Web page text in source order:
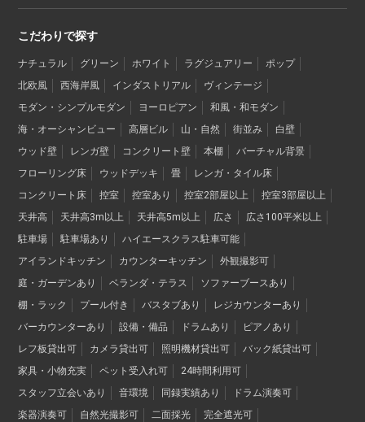
こだわりで探す
ナチュラル グリーン ホワイト ラグジュアリー
ポップ
北欧風
西海岸風 インダストリアル
ヴィンテージ
モダン・シンプルモダン
ヨーロピアン
和風・和モダン
海・オーシャンビュー
高層ビル 山・自然 街並み
白壁
ウッド壁
レンガ壁 コンクリート壁 本棚
バーチャル背景
フローリング床
ウッドデッキ 畳
レンガ・タイル床
コンクリート床
控室 控室あり 控室2部屋以上
控室3部屋以上
天井高
天井高3m以上 天井高5m以上 広さ
広さ100平米以上
駐車場
駐車場あり
ハイエースクラス駐車可能
アイランドキッチン
カウンターキッチン
外観撮影可
庭・ガーデンあり
ベランダ・テラス
ソファーブースあり
棚・ラック
プール付き バスタブあり
レジカウンターあり
バーカウンターあり
設備・備品 ドラムあり
ピアノあり
レフ板貸出可
カメラ貸出可 照明機材貸出可
バック紙貸出可
家具・小物充実
ペット受入れ可
24時間利用可
スタッフ立会いあり
音環境 同録実績あり
ドラム演奏可
楽器演奏可
自然光撮影可 二面採光
完全遮光可